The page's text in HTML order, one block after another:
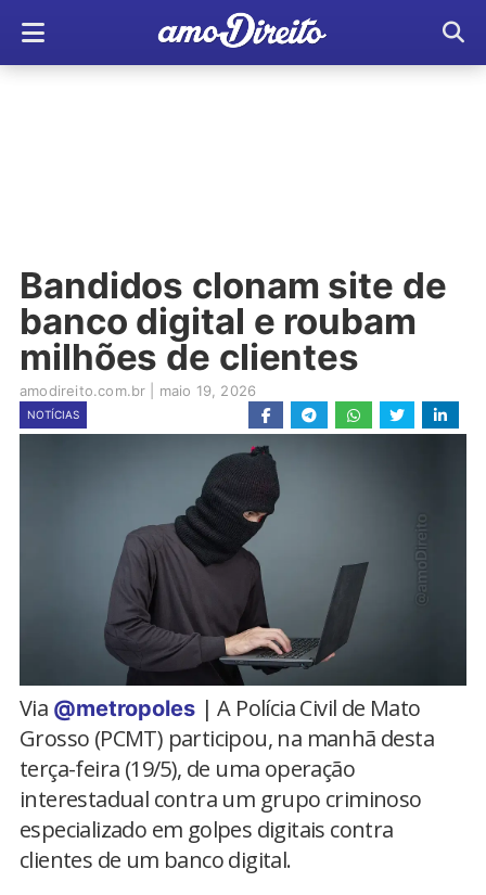
Bandidos clonam site de
banco digital e roubam
milhões de clientes
amodireito.com.br maio 19, 2026
NOTÍCIAS
Via @metropoles | A Polícia Civil de Mato
Grosso (PCMT) participou, na manhã desta
terça-feira (19/5), de uma operação
interestadual contra um grupo criminoso
especializado em golpes digitais contra
clientes de um banco digital.